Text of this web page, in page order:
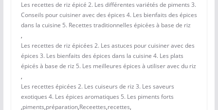
Les recettes de riz épicé 2. Les différentes variétés de piments 3.
Conseils pour cuisiner avec des épices 4. Les bienfaits des épices
dans la cuisine 5. Recettes traditionnelles épicées à base de riz
,
Les recettes de riz épicées 2. Les astuces pour cuisiner avec des
épices 3. Les bienfaits des épices dans la cuisine 4. Les plats
épicés à base de riz 5. Les meilleures épices à utiliser avec du riz
,
Les recettes épicées 2. Les cuiseurs de riz 3. Les saveurs
exotiques 4. Les épices aromatiques 5. Les piments forts
,piments,préparation,Receettes,recettes,